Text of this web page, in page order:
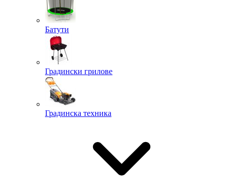
Батути
Градински грилове
Градинска техника